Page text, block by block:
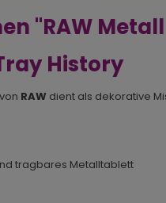
"RAW
History
RAW dient als dekorative
tragbares Metalltablett